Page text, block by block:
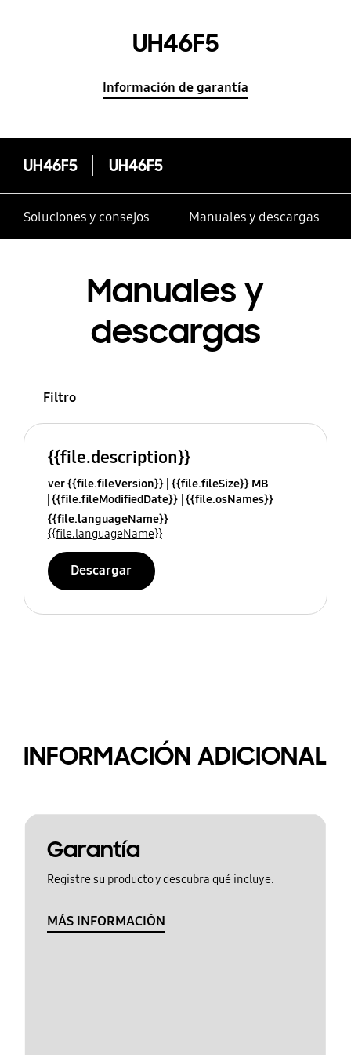
UH46F5
Información de garantía
UH46F5 UH46F5
Soluciones y consejos Manuales y descargas
Manuales y
descargas
Filtro
{{file.description}}
ver {{file.fileVersion}} {{file.fileSize}} MB
{{file.fileModifiedDate}} {{file.osNames}}
{{file.languageName}}
{{file.languageName}}
Descargar
INFORMACIÓN ADICIONAL
Garantía
Registre su producto y descubra qué incluye.
MÁS INFORMACIÓN